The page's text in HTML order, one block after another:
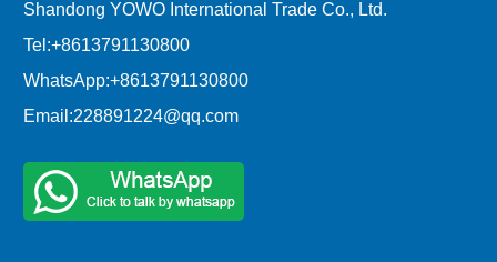
Shandong YOWO International Trade Co., Ltd.
Tel:+8613791130800
WhatsApp:+8613791130800
Email:228891224@qq.com